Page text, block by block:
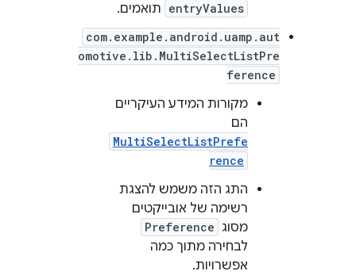
entryValues תואמים.
com.example.android.uamp.aut
omotive.lib.MultiSelectListPre
ference
מקורות המידע העיקריים
הם
MultiSelectListPrefe
rence
התג הזה משמש להצגת
רשימה של אובייקטים
מסוג Preference
לבחירה מתוך כמה
אפשרויות.